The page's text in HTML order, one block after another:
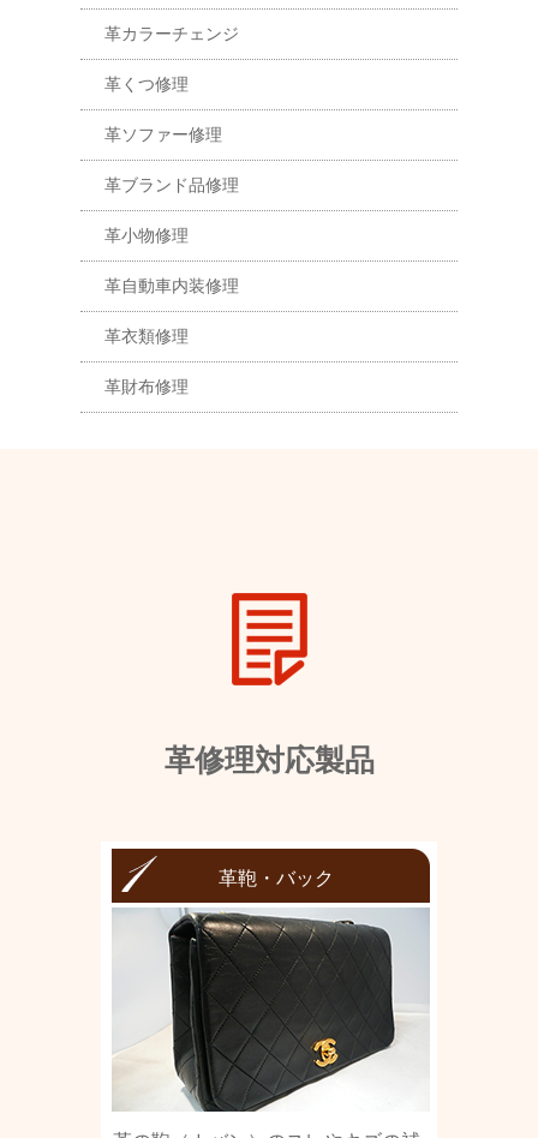
革カラーチェンジ
革くつ修理
革ソファー修理
革ブランド品修理
革小物修理
革自動車内装修理
革衣類修理
革財布修理
革修理対応製品
革鞄・バック